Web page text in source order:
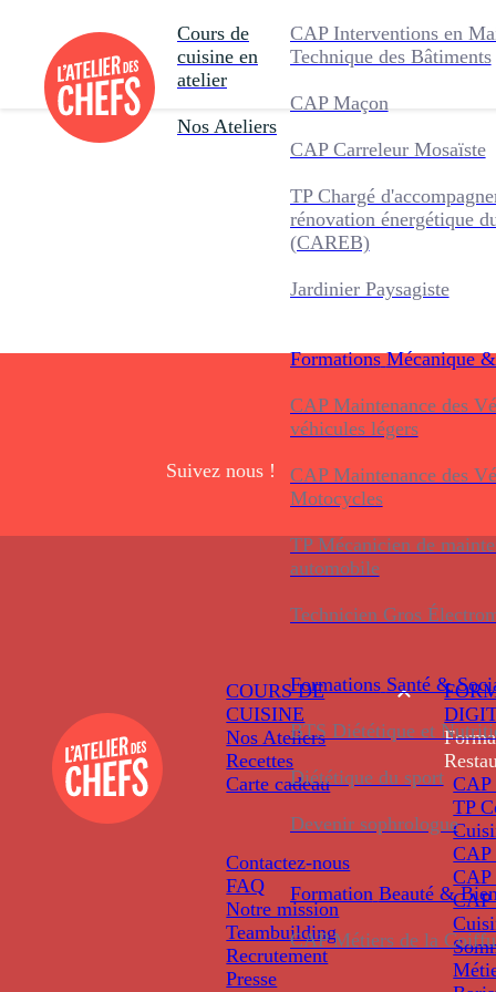
Cours de
cuisine en
atelier
Nos Ateliers
CAP Interventions en
Technique des Bâtiments
CAP Maçon
CAP Carreleur Mosaïste
TP Chargé
rénovation énergétique
(CAREB)
Jardinier Paysagiste
Formations Mécanique
CAP Maintenance des
véhicules légers
CAP Maintenance des
Motocycles
TP Mécanicien de
automobile
Technicien Gros
Formations Santé &
BTS Diététique et
Diététique du sport
Devenir sophrologue
Formation Beauté &
CAP Métiers de la
Suivez nous !
COURS DE
CUISINE
Nos Ateliers
Recettes
Carte cadeau
Contactez-nous
FAQ
Notre mission
Teambuilding
Recrutement
Presse
CAP
TP
CAP
CAP
CAP